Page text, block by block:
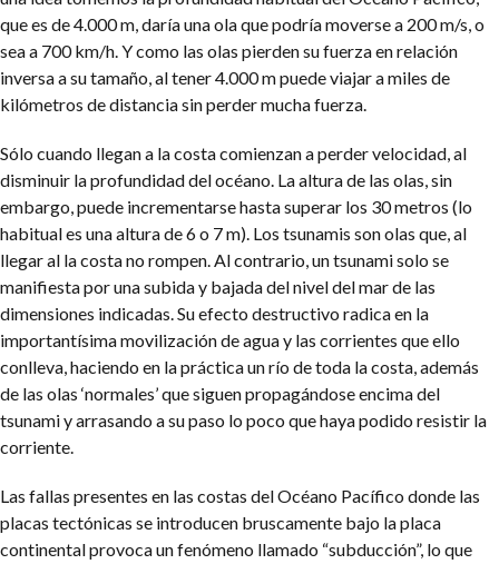
que es de 4.000 m, daría una ola que podría moverse a 200 m/s, o
sea a 700 km/h. Y como las olas pierden su fuerza en relación
inversa a su tamaño, al tener 4.000 m puede viajar a miles de
kilómetros de distancia sin perder mucha fuerza.
Sólo cuando llegan a la costa comienzan a perder velocidad, al
disminuir la profundidad del océano. La altura de las olas, sin
embargo, puede incrementarse hasta superar los 30 metros (lo
habitual es una altura de 6 o 7 m). Los tsunamis son olas que, al
llegar al la costa no rompen. Al contrario, un tsunami solo se
manifiesta por una subida y bajada del nivel del mar de las
dimensiones indicadas. Su efecto destructivo radica en la
importantísima movilización de agua y las corrientes que ello
conlleva, haciendo en la práctica un río de toda la costa, además
de las olas ‘normales’ que siguen propagándose encima del
tsunami y arrasando a su paso lo poco que haya podido resistir la
corriente.
Las fallas presentes en las costas del Océano Pacífico donde las
placas tectónicas se introducen bruscamente bajo la placa
continental provoca un fenómeno llamado “subducción”, lo que